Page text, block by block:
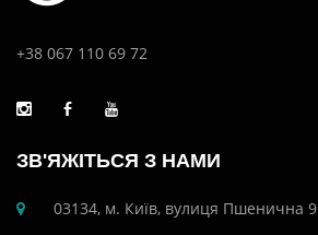
+38 067 110 69 72
ЗВ'ЯЖІТЬСЯ З НАМИ
03134, м. Київ, вулиця Пшенична 9